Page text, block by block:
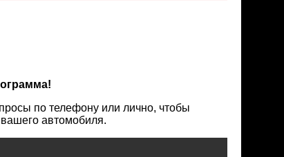
по телефону или лично, чтобы
автомобиля.